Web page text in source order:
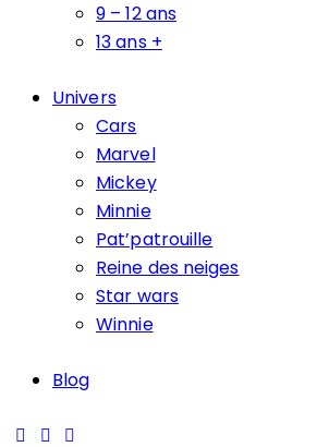
9 – 12 ans
13 ans +
Univers
Cars
Marvel
Mickey
Minnie
Pat’patrouille
Reine des neiges
Star wars
Winnie
Blog